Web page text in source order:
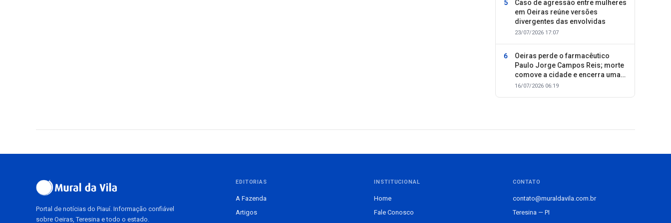
Caso de agressão entre mulheres
em Oeiras reúne versões
divergentes das envolvidas
23/07/2026 17:07
Oeiras perde o farmacêutico
Paulo Jorge Campos Reis; morte
comove a cidade e encerra uma
trajetória dedicada ao cuidado
16/07/2026 06:19
Portal de notícias do Piauí. Informação confiável
sobre Oeiras, Teresina e todo o estado.
EDITORIAS
A Fazenda
Artigos
INSTITUCIONAL
Home
Fale Conosco
CONTATO
contato@muraldavila.com.br
Teresina — PI